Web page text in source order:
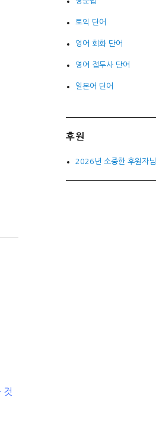
것
토익 단어
영어 회화 단어
영어 접두사 단어
일본어 단어
후원
2026년 소중한 후원자님